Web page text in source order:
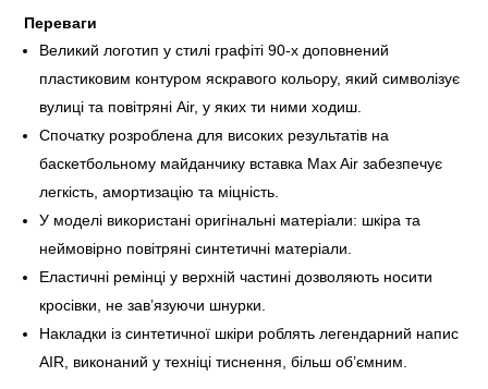
Переваги
Великий логотип у стилі графіті 90-х доповнений
пластиковим контуром яскравого кольору, який символізує
вулиці та повітряні Air, у яких ти ними ходиш.
Спочатку розроблена для високих результатів на
баскетбольному майданчику вставка Max Air забезпечує
легкість, амортизацію та міцність.
У моделі використані оригінальні матеріали: шкіра та
неймовірно повітряні синтетичні матеріали.
Еластичні ремінці у верхній частині дозволяють носити
кросівки, не зав’язуючи шнурки.
Накладки із синтетичної шкіри роблять легендарний напис
AIR, виконаний у техніці тиснення, більш об’ємним.